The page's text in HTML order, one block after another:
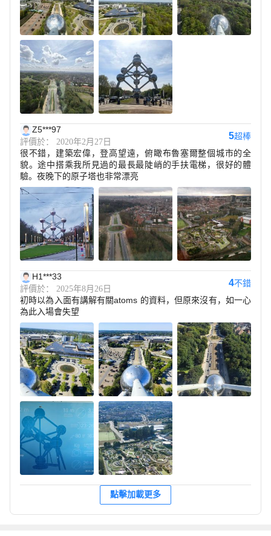
Z5***97
評價於： 2020年2月27日
5超棒
很不錯，建築宏偉，登高望遠，俯瞰布魯塞爾整個城市的全
貌。途中搭乘我所見過的最長最陡峭的手扶電梯，很好的體
驗。夜晚下的原子塔也非常漂亮
H1***33
評價於： 2025年8月26日
4不錯
初時以為入面有講解有關atoms 的資料，但原來沒有，如一心
為此入場會失望
點擊加載更多